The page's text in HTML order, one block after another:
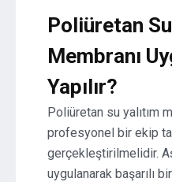
Poliüretan Su
Membranı
Yapılır?
Poliüretan su yalıtım
profesyonel bir ekip
gerçekleştirilmelidir.
uygulanarak başarılı